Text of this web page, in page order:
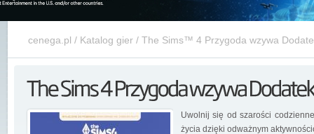
cenega.pl / Katalog gier/ The Sims™ 4 Przygoda wzywa
Uwolnij się od szarości
życia dzięki odważnym